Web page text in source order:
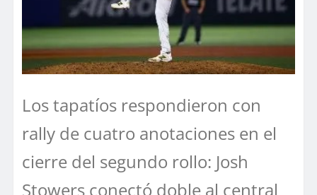
Los tapatíos respondieron con
rally de cuatro anotaciones en el
cierre del segundo rollo: Josh
Stowers conectó doble al central